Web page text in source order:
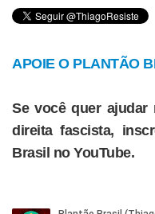
APOIE O PLANTÃO
Se você quer
direita fascista,
Brasil no YouTube.